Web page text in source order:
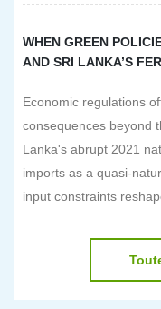
WHEN GREEN
AND SRI LANKA’S
Economic regulations
consequences beyond
Lanka's abrupt 2021
imports as a quasi-
input constraints